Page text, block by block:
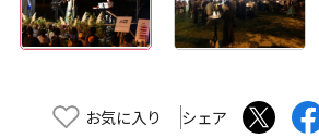
お気に入り シェア